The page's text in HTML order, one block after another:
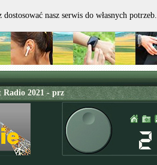
nasz serwis do własnych potrzeb.